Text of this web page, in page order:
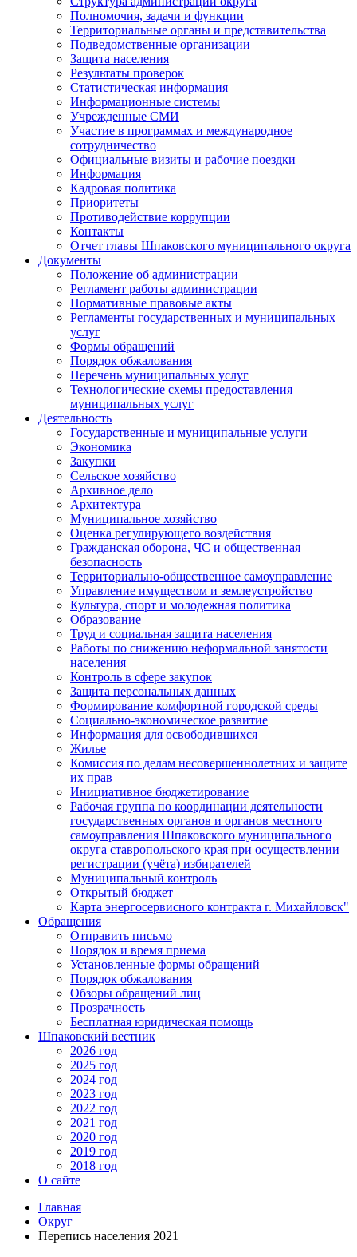
Полномочия, задачи и функции
Территориальные органы и представительства
Подведомственные организации
Защита населения
Результаты проверок
Статистическая информация
Информационные системы
Учрежденные СМИ
Участие в программах и международное
сотрудничество
Официальные визиты и рабочие поездки
Информация
Кадровая политика
Приоритеты
Противодействие коррупции
Контакты
Отчет главы Шпаковского муниципального округа
Документы
Положение об администрации
Регламент работы администрации
Нормативные правовые акты
Регламенты государственных и муниципальных
услуг
Формы обращений
Порядок обжалования
Перечень муниципальных услуг
Технологические схемы предоставления
муниципальных услуг
Деятельность
Государственные и муниципальные услуги
Экономика
Закупки
Сельское хозяйство
Архивное дело
Архитектура
Муниципальное хозяйство
Оценка регулирующего воздействия
Гражданская оборона, ЧС и общественная
безопасность
Территориально-общественное самоуправление
Управление имуществом и землеустройство
Культура, спорт и молодежная политика
Образование
Труд и социальная защита населения
Работы по снижению неформальной занятости
населения
Контроль в сфере закупок
Защита персональных данных
Формирование комфортной городской среды
Социально-экономическое развитие
Информация для освободившихся
Жилье
Комиссия по делам несовершеннолетних и защите
их прав
Инициативное бюджетирование
Рабочая группа по координации деятельности
государственных органов и органов местного
самоуправления Шпаковского муниципального
округа ставропольского края при осуществлении
регистрации (учёта) избирателей
Муниципальный контроль
Открытый бюджет
Карта энергосервисного контракта г. Михайловск"
Обращения
Отправить письмо
Порядок и время приема
Установленные формы обращений
Порядок обжалования
Обзоры обращений лиц
Прозрачность
Бесплатная юридическая помощь
Шпаковский вестник
2026 год
2025 год
2024 год
2023 год
2022 год
2021 год
2020 год
2019 год
2018 год
О сайте
Главная
Округ
Перепись населения 2021